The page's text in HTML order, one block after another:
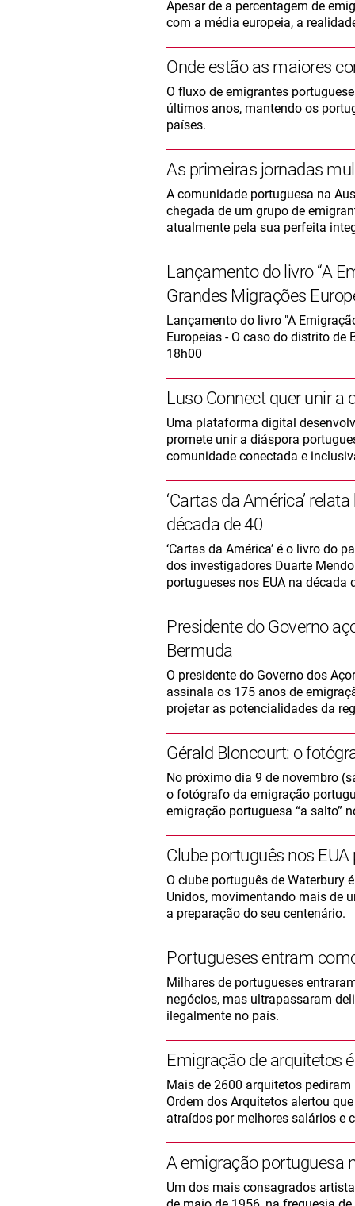
Apesar de a percentagem de
com a média europeia, a
Onde estão as maiores
O fluxo de emigrantes
últimos anos, mantendo os
países.
As primeiras jornadas
A comunidade portuguesa na
chegada de um grupo de
atualmente pela sua perfeita
Lançamento do livro “A
Grandes Migrações
Lançamento do livro "A
Europeias - O caso do distrito de
18h00
Luso Connect quer unir a
Uma plataforma digital
promete unir a diáspora
comunidade conectada e
‘Cartas da América’
década de 40
‘Cartas da América’ é o livro do
dos investigadores Duarte
portugueses nos EUA na década
Presidente do Governo
Bermuda
O presidente do Governo dos
assinala os 175 anos de
projetar as potencialidades da
Gérald Bloncourt: o
No próximo dia 9 de novembro
o fotógrafo da emigração
emigração portuguesa “a salto”
Clube português nos
O clube português de Waterbury
Unidos, movimentando mais de
a preparação do seu centenário.
Portugueses entram
Milhares de portugueses
negócios, mas ultrapassaram
ilegalmente no país.
Emigração de arquitetos
Mais de 2600 arquitetos
Ordem dos Arquitetos alertou
atraídos por melhores salários e
A emigração portuguesa
Um dos mais consagrados